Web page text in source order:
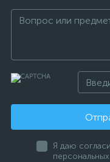
Я даю